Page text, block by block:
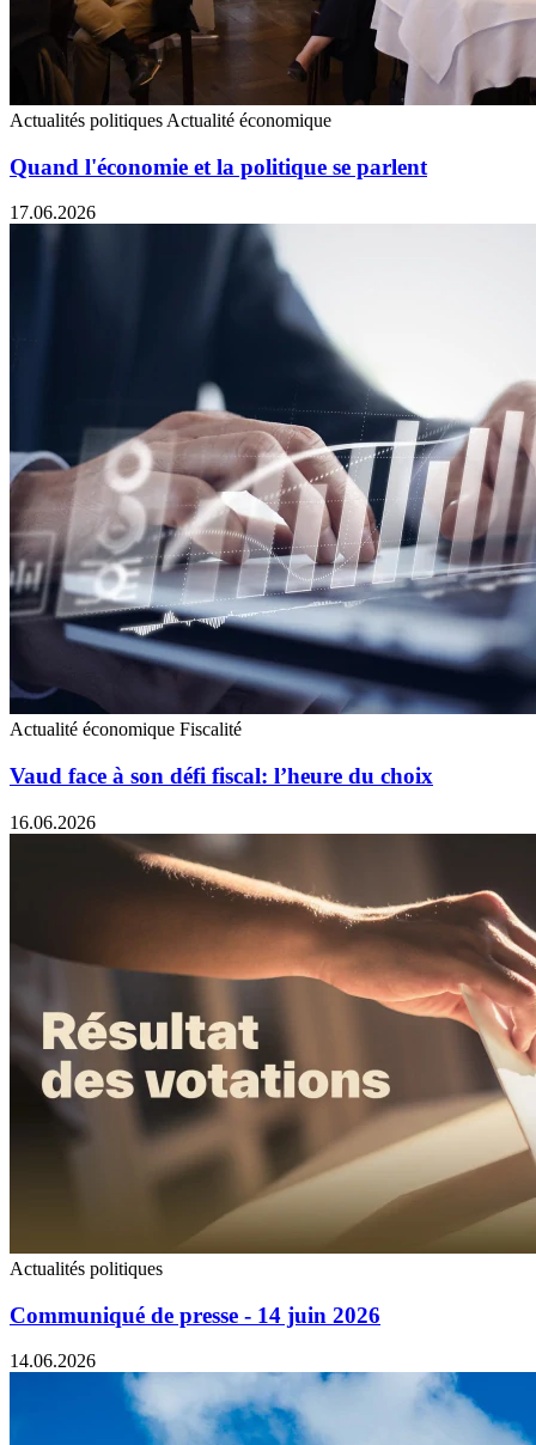
Actualités politiques Actualité économique
Quand l'économie et la politique se parlent
17.06.2026
Actualité économique Fiscalité
Vaud face à son défi fiscal: l’heure du choix
16.06.2026
Actualités politiques
Communiqué de presse - 14 juin 2026
14.06.2026